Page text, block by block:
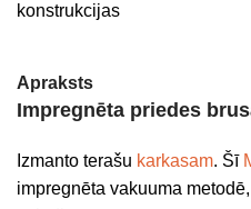
konstrukcijas
Apraksts
Impregnēta priedes
Izmanto terašu karkasam. Šī
impregnēta vakuuma